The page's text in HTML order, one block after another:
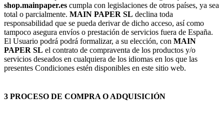
shop.mainpaper.es cumpla con legislaciones de otros países, ya sea
total o parcialmente. MAIN PAPER SL declina toda
responsabilidad que se pueda derivar de dicho acceso, así como
tampoco asegura envíos o prestación de servicios fuera de España.
El Usuario podrá podrá formalizar, a su elección, con MAIN
PAPER SL el contrato de compraventa de los productos y/o
servicios deseados en cualquiera de los idiomas en los que las
presentes Condiciones estén disponibles en este sitio web.
3 PROCESO DE COMPRA O ADQUISICIÓN